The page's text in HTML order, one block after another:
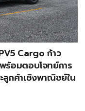
Cargo ก้าว
อมตอบโจทย์การ
กค้าเชิงพาณิชย์ใน